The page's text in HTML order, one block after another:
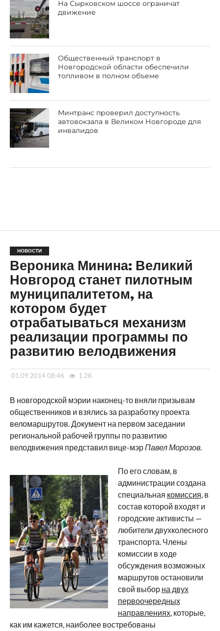
На Сырковском шоссе ограничат
движение
Общественный транспорт в
Новгородской области обеспечили
топливом в полном объеме
Минтранс проверил доступность
автовокзала в Великом Новгороде для
инвалидов
НОВОСТИ
Вероника Минина: Великий
Новгород станет пилотным
муниципалитетом, на
котором будет
отрабатываться механизм
реализации программы по
развитию велодвижения
01.09.2014 08:46 1.2K
В новгородской мэрии наконец-то вняли призывам
общественников и взялись за разработку проекта
веломаршрутов. Документ на первом заседании
региональной рабочей группы по развитию
велодвижения представил вице-мэрПавел Морозов.
По его словам, в
администрации создана
специальная комиссия, в
состав которой входят и
городские активисты —
любители двухколесного
транспорта. Члены
комиссии в ходе
обсуждения возможных
маршрутов остановили
свой выбор на двух
первоочередных
направлениях, которые,
как им кажется, наиболее востребованы